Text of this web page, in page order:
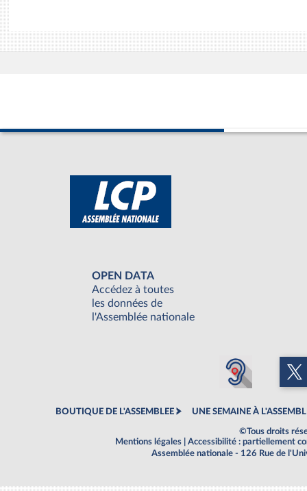
OPEN DATA
Accédez à toutes
les données de
l'Assemblée nationale
BOUTIQUE DE L'ASSEMBLEE UNE SEMAINE À
©Tous droits
Mentions légales
Accessibilité : partiellement
Assemblée nationale - 126 Rue de